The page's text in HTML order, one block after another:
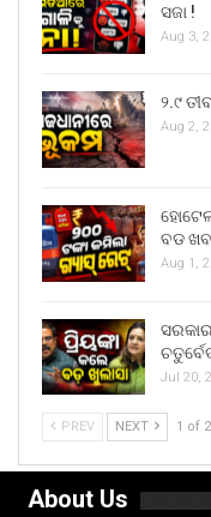
ସଜା !
Aug 3,
୨.୯
Aug 2,
ବଡ
Aug 1,
Jul 20,
PREV NEXT 1 of
About Us